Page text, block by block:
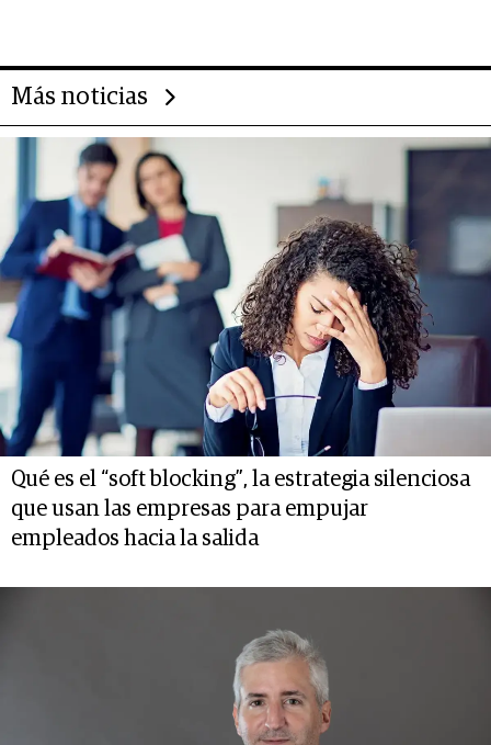
Más noticias
Qué es el “soft blocking”, la estrategia silenciosa
que usan las empresas para empujar
empleados hacia la salida